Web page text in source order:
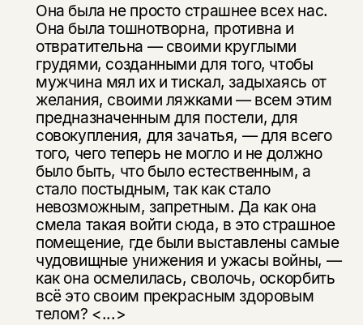
Она была не просто страшнее всех нас.
Она была тошнотворна, противна и
отвратительна — своими круглыми
грудями, созданными для того, чтобы
мужчина мял их и тискал, задыхаясь от
желания, своими ляжками — всем этим
предназначенным для постели, для
совокупления, для зачатья, — для всего
того, чего теперь не могло и не должно
было быть, что было естествен­ным, а
стало постыдным, так как стало
невозможным, запретным. Да как она
смела такая войти сюда, в это страшное
помещение, где были выстав­лены самые
чудовищные унижения и ужасы войны, —
как она осмелилась, сволочь, оскорбить
всё это своим прекрасным здоровым
телом? <...>